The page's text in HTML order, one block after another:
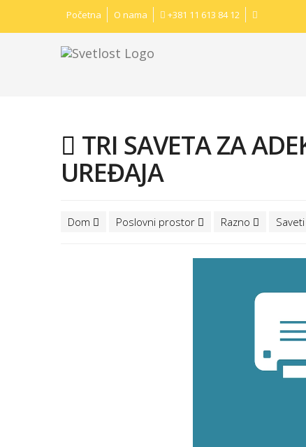
Početna O nama +381 11 613 84 12
TRI SAVETA ZA
UREĐAJA
Dom Poslovni prostor Razno Saveti